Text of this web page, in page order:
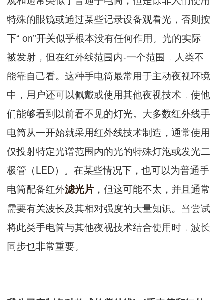
特殊的眼镜或通过某些记录设备观看光，否则按
下“ on”开关似乎根本没有任何作用。光的实际
被发射，但在红外线范围内-一个范围，人类不
能靠自己看。这种手电筒最常用于主动夜视环境
中，用户还可以佩戴或使用其他夜视技术，使他
们能够看到以前看不见的灯光。大多数红外线手
电筒从一开始就采用红外线技术制造，通常使用
仅投射特定光谱范围内的光的特殊灯泡或发光二
极管（LED）。在某些情况下，也可以为普通手
电筒配备红外滤光片 ，但这可能不太，并且通常
需要有关波长及其相对强度的大量知识。当尝试
将此类手电筒与其他夜视技术结合使用时，波长
同步也非常重要。